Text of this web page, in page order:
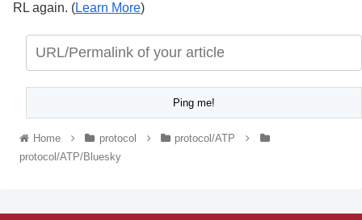
RL again. (Learn More)
Home protocol
protocol/ATP
protocol/ATP/Bluesky